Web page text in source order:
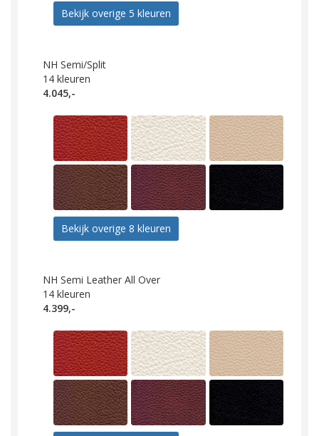
Bekijk overige 5 kleuren
NH Semi/Split
14 kleuren
4.045,-
Bekijk overige 8 kleuren
NH Semi Leather All Over
14 kleuren
4.399,-